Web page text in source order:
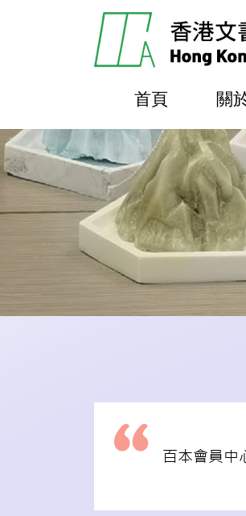
首頁 關
百本會員中